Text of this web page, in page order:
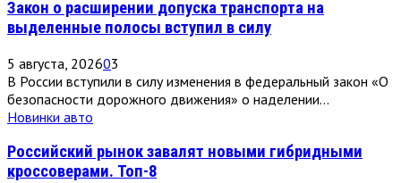
Закон о расширении допуска транспорта на
выделенные полосы вступил в силу
5 августа, 202603
В России вступили в силу изменения в федеральный закон «О
безопасности дорожного движения» о наделении...
Новинки авто
Российский рынок завалят новыми гибридными
кроссоверами. Топ-8